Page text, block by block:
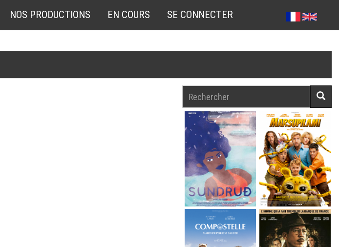
NOS PRODUCTIONS EN COURS SE CONNECTER